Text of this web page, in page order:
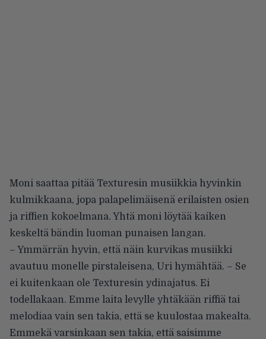
Moni saattaa pitää Texturesin musiikkia hyvinkin
kulmikkaana, jopa palapelimäisenä erilaisten osien
ja riffien kokoelmana. Yhtä moni löytää kaiken
keskeltä bändin luoman punaisen langan.
– Ymmärrän hyvin, että näin kurvikas musiikki
avautuu monelle pirstaleisena, Uri hymähtää. – Se
ei kuitenkaan ole Texturesin ydinajatus. Ei
todellakaan. Emme laita levylle yhtäkään riffiä tai
melodiaa vain sen takia, että se kuulostaa makealta.
Emmekä varsinkaan sen takia, että saisimme